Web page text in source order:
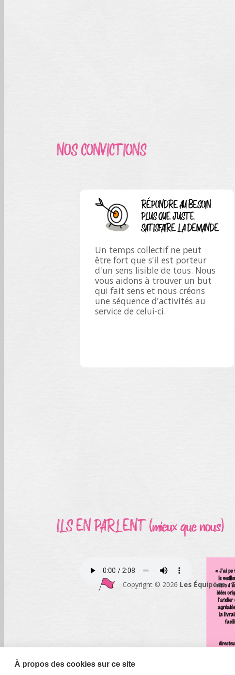
NOS CONVICTIONS
RÉPONDRE AU BESOIN
PLUS QUE JUSTE
SATISFAIRE LA DEMANDE
Un temps collectif ne peut
être fort que s'il est porteur
d'un sens lisible de tous. Nous
vous aidons à trouver un but
qui fait sens et nous créons
une séquence d'activités au
service de celui-ci.
ILS EN PARLENT(mieux que nous)
Copyright © 2026 Les Équipées -
À propos des cookies sur ce site